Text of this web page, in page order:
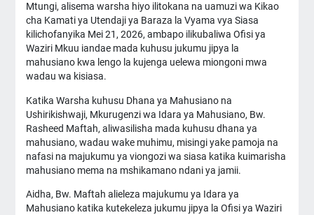
Mtungi, alisema warsha hiyo ilitokana na uamuzi wa Kikao
cha Kamati ya Utendaji ya Baraza la Vyama vya Siasa
kilichofanyika Mei 21, 2026, ambapo ilikubaliwa Ofisi ya
Waziri Mkuu iandae mada kuhusu jukumu jipya la
mahusiano kwa lengo la kujenga uelewa miongoni mwa
wadau wa kisiasa.
Katika Warsha kuhusu Dhana ya Mahusiano na
Ushirikishwaji, Mkurugenzi wa Idara ya Mahusiano, Bw.
Rasheed Maftah, aliwasilisha mada kuhusu dhana ya
mahusiano, wadau wake muhimu, misingi yake pamoja na
nafasi na majukumu ya viongozi wa siasa katika kuimarisha
mahusiano mema na mshikamano ndani ya jamii.
Aidha, Bw. Maftah alieleza majukumu ya Idara ya
Mahusiano katika kutekeleza jukumu jipya la Ofisi ya Waziri